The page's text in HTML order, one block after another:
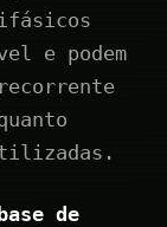
e podem
de